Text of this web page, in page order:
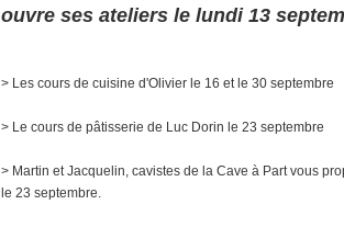
ouvre ses ateliers le lundi 13
> Les cours de cuisine d'Olivier le 16 et le 30 septembre
> Le cours de pâtisserie de Luc Dorin le 23 septembre
> Martin et Jacquelin, cavistes de la Cave à Part vous
le 23 septembre.